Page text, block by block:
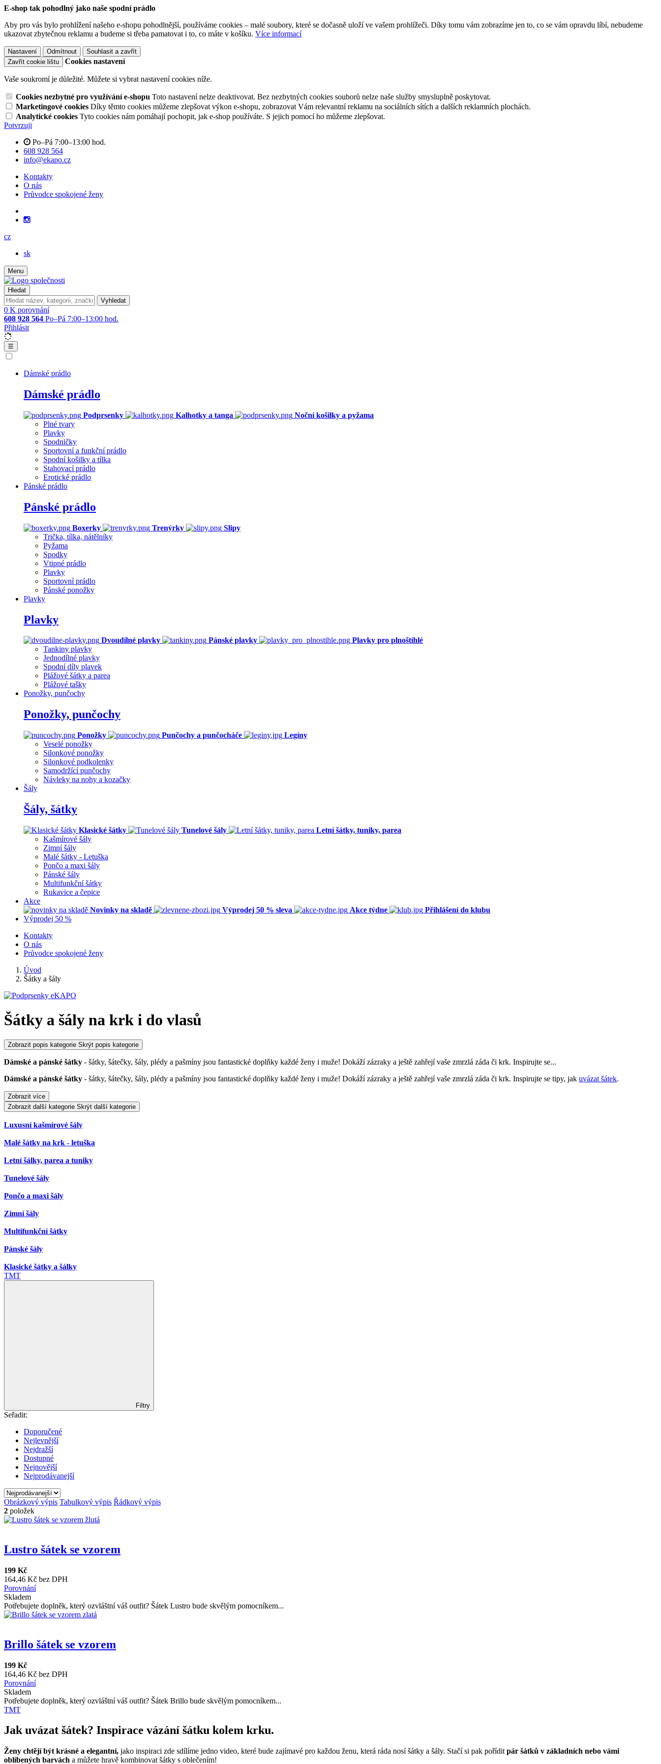
E-shop tak pohodlný jako naše spodní prádlo
Aby pro vás bylo prohlížení našeho e-shopu pohodlnější, používáme cookies – malé soubory, které se dočasně uloží ve vašem prohlížeči. Díky tomu vám zobrazíme jen to, co se vám opravdu líbí, nebudeme
ukazovat zbytečnou reklamu a budeme si třeba pamatovat i to, co máte v košíku. Více informací
Nastavení Odmítnout
Souhlasit a zavřít
Zavřít cookie lištu
Cookies nastavení
Vaše soukromí je důležité. Můžete si vybrat nastavení cookies níže.
Cookies nezbytné pro využívání e-shopu Toto nastavení nelze deaktivovat. Bez nezbytných cookies souborů nelze naše služby smysluplně poskytovat.
Marketingové cookies Díky těmto cookies můžeme zlepšovat výkon e-shopu, zobrazovat Vám relevantní reklamu na sociálních sítích a dalších reklamních plochách.
Analytické cookies Tyto cookies nám pomáhají pochopit, jak e-shop používáte. S jejich pomocí ho můžeme zlepšovat.
Potvrzuji
Po–Pá 7:00–13:00 hod.
608 928 564
info@ekapo.cz
Kontakty
O nás
Průvodce spokojené ženy
cz
sk
Menu
Hledat
Vyhledat
0 K porovnání
608 928 564 Po–Pá 7:00–13:00 hod.
Přihlásit
☰
Dámské prádlo
Dámské prádlo
Podprsenky Kalhotky a tanga
Noční košilky a pyžama
Plné tvary
Plavky
Spodničky
Sportovní a funkční prádlo
Spodní košilky a tílka
Stahovací prádlo
Erotické prádlo
Pánské prádlo
Pánské prádlo
Boxerky Trenýrky
Slipy
Trička, tílka, nátělníky
Pyžama
Spodky
Vtipné prádlo
Plavky
Sportovní prádlo
Pánské ponožky
Plavky
Plavky
Dvoudílné plavky Pánské plavky
Plavky pro plnoštíhlé
Tankiny plavky
Jednodílné plavky
Spodní díly plavek
Plážové šátky a parea
Plážové tašky
Ponožky, punčochy
Ponožky, punčochy
Ponožky Punčochy a punčocháče
Legíny
Veselé ponožky
Silonkové ponožky
Silonkové podkolenky
Samodržící punčochy
Návleky na nohy a kozačky
Šály
Šály, šátky
Klasické šátky Tunelové šály
Letní šátky, tuniky, parea
Kašmírové šály
Zimní šály
Malé šátky - Letuška
Pončo a maxi šály
Pánské šály
Multifunkční šátky
Rukavice a čepice
Akce
Novinky na skladě
Výprodej 50 % sleva Akce týdne
Přihlášení do klubu
Výprodej 50 %
Kontakty
O nás
Průvodce spokojené ženy
Úvod
Šátky a šály
Šátky a šály na krk i do vlasů
Zobrazit popis kategorie Skrýt popis kategorie
Dámské a pánské šátky - šátky, šátečky, šály, plédy a pašmíny jsou fantastické doplňky každé ženy i muže! Dokáží zázraky a ještě zahřejí vaše zmrzlá záda či krk. Inspirujte se...
Dámské a pánské šátky - šátky, šátečky, šály, plédy a pašmíny jsou fantastické doplňky každé ženy i muže! Dokáží zázraky a ještě zahřejí vaše zmrzlá záda či krk. Inspirujte se tipy, jak uvázat šátek.
Zobrazit více
Zobrazit další kategorie Skrýt další kategorie
Luxusní kašmírové šály
Malé šátky na krk - letuška
Letní šálky, parea a tuniky
Tunelové šály
Pončo a maxi šály
Zimní šály
Multifunkční šátky
Pánské šály
Klasické šátky a šálky
TMT
Filtry
Seřadit:
Doporučené
Nejlevnější
Nejdražší
Dostupné
Nejnovější
Nejprodávanejší
Obrázkový výpis Tabulkový výpis Řádkový výpis
2 položek
Lustro šátek se vzorem
199 Kč
164,46 Kč bez DPH
Porovnání
Skladem
Potřebujete doplněk, který ozvláštní váš outfit? Šátek Lustro bude skvělým pomocníkem...
Brillo šátek se vzorem
199 Kč
164,46 Kč bez DPH
Porovnání
Skladem
Potřebujete doplněk, který ozvláštní váš outfit? Šátek Brillo bude skvělým pomocníkem...
TMT
Jak uvázat šátek? Inspirace vázání šátku kolem krku.
Ženy chtějí být krásné a elegantní, jako inspiraci zde sdílíme jedno video, které bude zajímavé pro každou ženu, která ráda nosí šátky a šály. Stačí si pak pořídit pár šátků v základních nebo vámi
oblíbených barvách a můžete hravě kombinovat šátky s oblečením!